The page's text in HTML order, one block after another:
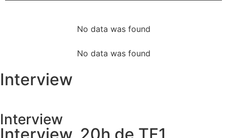
No data was found
No data was found
Interview
Interview